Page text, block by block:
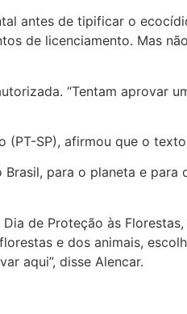
antes de tipificar o
de licenciamento. Mas
“Tentam aprovar
SP), afirmou que o
Brasil, para o planeta e para
de Proteção às
e dos animais,
aqui”, disse Alencar.